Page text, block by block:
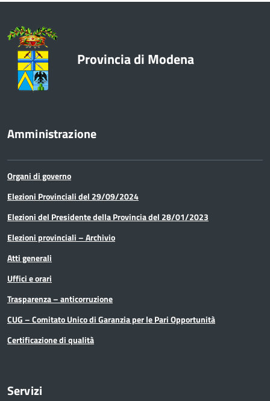
Provincia di Modena
Amministrazione
Organi di governo
Elezioni Provinciali del 29/09/2024
Elezioni del Presidente della Provincia del 28/01/2023
Elezioni provinciali – Archivio
Atti generali
Uffici e orari
Trasparenza – anticorruzione
CUG – Comitato Unico di Garanzia per le Pari Opportunità
Certificazione di qualità
Servizi